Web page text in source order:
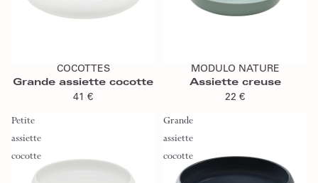
COCOTTES
Grande assiette cocotte
41 €
MODULO NATURE
Assiette creuse
22 €
Petite
assiette
cocotte
Grande
assiette
cocotte